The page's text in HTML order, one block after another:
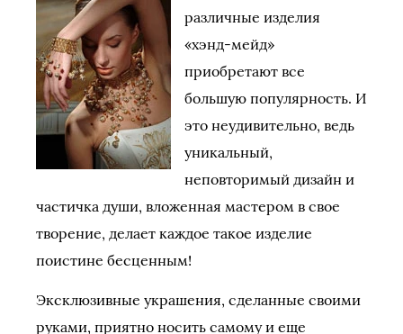
различные изделия
«хэнд-мейд»
приобретают все
большую популярность. И
это неудивительно, ведь
уникальный,
неповторимый дизайн и
частичка души, вложенная мастером в свое
творение, делает каждое такое изделие
поистине бесценным!
Эксклюзивные украшения, сделанные своими
руками, приятно носить самому и еще